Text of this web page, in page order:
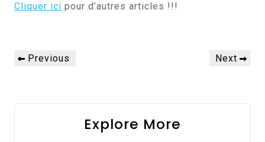
Cliquer ici pour d’autres articles !!!
Navigation
dePrevious
Previous
Next
Next
Explore More